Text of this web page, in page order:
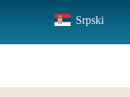
tartalomra
Srpski